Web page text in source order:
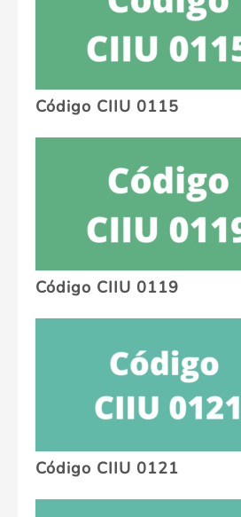
Código CIIU 0115
Código CIIU 0119
Código CIIU 0121